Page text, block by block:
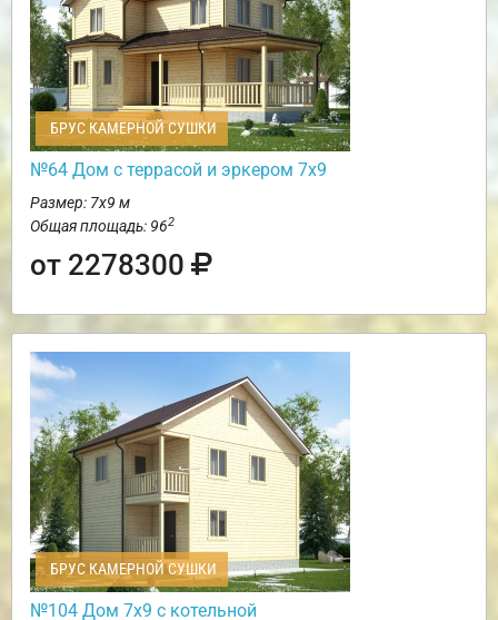
БРУС КАМЕРНОЙ СУШКИ
№64 Дом с террасой и эркером 7х9
Размер: 7х9 м
Общая площадь: 962
от 2278300
БРУС КАМЕРНОЙ СУШКИ
№104 Дом 7х9 с котельной